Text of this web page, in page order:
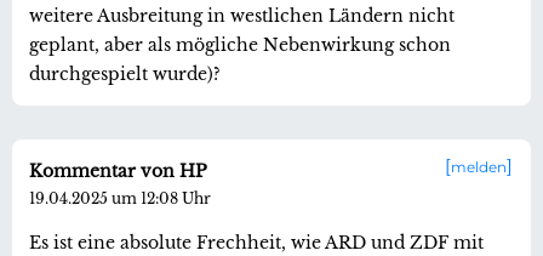
weitere Ausbreitung in westlichen Ländern nicht
geplant, aber als mögliche Nebenwirkung schon
durchgespielt wurde)?
melden
Kommentar von HP
19.04.2025 um 12:08 Uhr
Es ist eine absolute Frechheit, wie ARD und ZDF mit